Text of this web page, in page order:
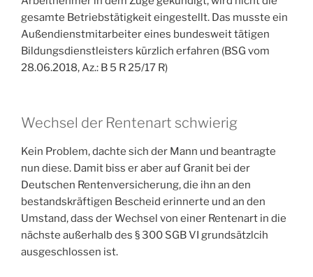
gesamte Betriebstätigkeit eingestellt. Das musste ein
Außendienstmitarbeiter eines bundesweit tätigen
Bildungsdienstleisters kürzlich erfahren (BSG vom
28.06.2018, Az.: B 5 R 25/17 R)
Wechsel der Rentenart schwierig
Kein Problem, dachte sich der Mann und beantragte
nun diese. Damit biss er aber auf Granit bei der
Deutschen Rentenversicherung, die ihn an den
bestandskräftigen Bescheid erinnerte und an den
Umstand, dass der Wechsel von einer Rentenart in die
nächste außerhalb des § 300 SGB VI grundsätzlcih
ausgeschlossen ist.